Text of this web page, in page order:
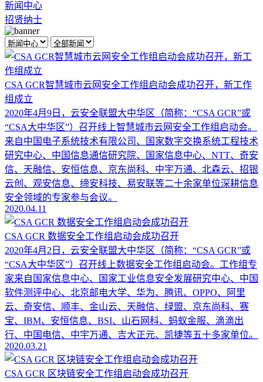
新闻中心
招贤纳士
CSA GCR智慧城市云网安全工作组启动会成功召开，新工作
组成立
2020年4月9日，云安全联盟大中华区（简称：“CSA GCR”或
“CSA大中华区”）召开线上智慧城市云网安全工作组启动会。
来自中国电子系统技术有限公司、国家数字交换系统工程技术
研究中心、中国信息通信研究院、国家信息中心、NTT、奇安
信、天融信、安恒信息、京东尚科、中宇万通、北森云、招银
云创、观安信息、缔安科技、易安联等二十余家单位深耕信息
安全领域的专家参与会议。
2020.04.11
CSA GCR 数据安全工作组启动会成功召开
2020年4月2日，云安全联盟大中华区（简称：“CSA GCR”或
“CSA大中华区”）召开线上数据安全工作组启动会。工作组专
家来自国家信息中心、国家工业信息安全发展研究中心、中国
软件测评中心、北京邮电大学、华为、腾讯、OPPO、阿里
云、奇安信、顺丰、金山云、天融信、绿盟、京东尚科、赛
宝、IBM、安恒信息、BSI、山石网科、蚂蚁金服、滴滴出
行、中国电信、中宇万通、吉大正元、凯捷等五十多家单位。
2020.03.21
CSA GCR 区块链安全工作组启动会成功召开